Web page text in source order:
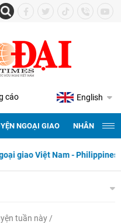
cáo English
NGOẠI GIAO NHÂN
Nam - Philippines
tuần này